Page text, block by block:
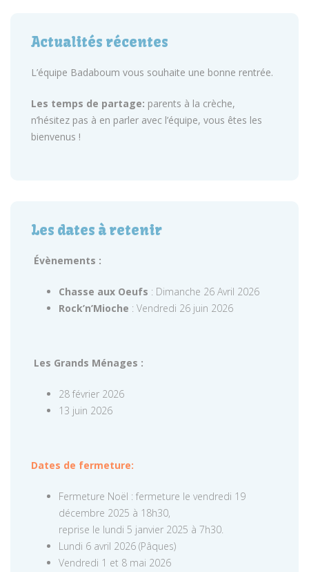
Actualités récentes
L’équipe Badaboum vous souhaite une bonne rentrée.
Les temps de partage: parents à la crèche,
n’hésitez pas à en parler avec l’équipe, vous êtes les
bienvenus !
Les dates à retenir
Évènements :
Chasse aux Oeufs : Dimanche 26 Avril 2026
Rock’n’Mioche : Vendredi 26 juin 2026
Les Grands Ménages :
28 février 2026
13 juin 2026
Dates de fermeture:
Fermeture Noël : fermeture le vendredi 19
décembre 2025 à 18h30,
reprise le lundi 5 janvier 2025 à 7h30.
Lundi 6 avril 2026 (Pâques)
Vendredi 1 et 8 mai 2026